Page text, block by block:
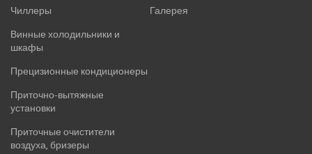
Чиллеры
Винные холодильники и
шкафы
Прецизионные кондиционеры
Приточно-вытяжные
установки
Приточные очистители
воздуха, бризеры
Галерея